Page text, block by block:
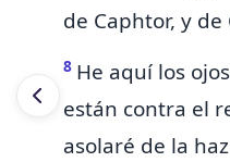
de Caphtor, y de
8 He aquí los
están contra el
asolaré de la